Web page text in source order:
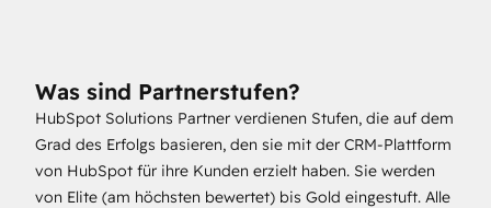
Was sind Partnerstufen?
HubSpot Solutions Partner verdienen Stufen, die auf dem
Grad des Erfolgs basieren, den sie mit der CRM-Plattform
von HubSpot für ihre Kunden erzielt haben. Sie werden
von Elite (am höchsten bewertet) bis Gold eingestuft. Alle